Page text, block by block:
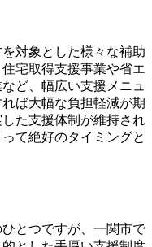
対象とした様々な補助
宅取得支援事業や省エ
ど、幅広い支援メニュ
ば大幅な負担軽減が期
た支援体制が維持され
て絶好のタイミングと
とつですが、一関市で